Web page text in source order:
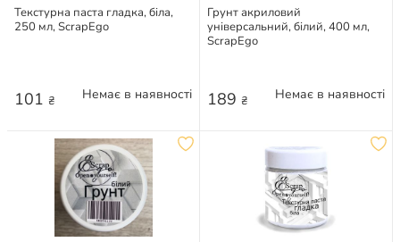
Текстурна паста гладка, біла,
250 мл, ScrapEgo
101 ₴ Немає в наявності
Грунт акриловий
універсальний, білий, 400 мл,
ScrapEgo
189 ₴ Немає в наявності